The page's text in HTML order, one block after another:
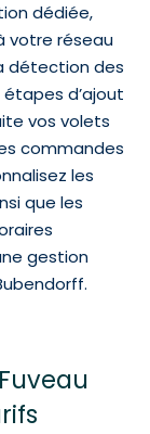
dédiée,
votre réseau
détection des
d’ajout
vos volets
commandes
les
que les
gestion